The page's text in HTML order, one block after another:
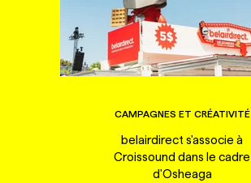
CAMPAGNES ET CRÉATIVITÉ
belairdirect s'associe à
Croissound dans le cadre
d'Osheaga